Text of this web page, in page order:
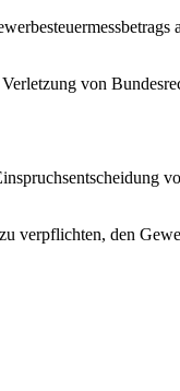
von
verpflichten, den